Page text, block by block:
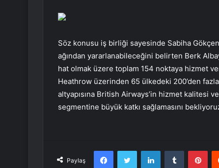
Söz konusu iş birliği sayesinde Sabiha
ağından yararlanabileceğini belirten Berk
hat olmak üzere toplam 154 noktaya hizmet
Heathrow üzerinden 65 ülkedeki 200’den
altyapısına British Airways’in hizmet kalitesi
segmentine büyük katkı sağlamasını
Paylaş
FacebookTwitter LinkedInTumblr